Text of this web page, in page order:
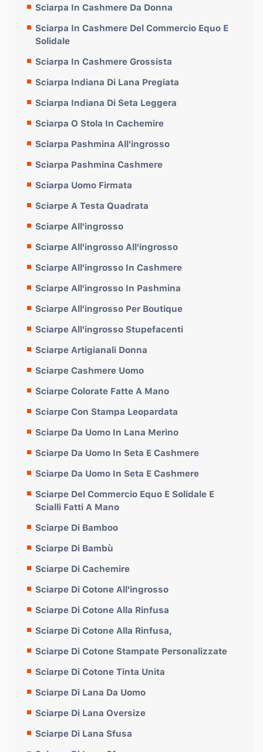
Sciarpa In Cashmere Da Donna
Sciarpa In Cashmere Del Commercio Equo E
Solidale
Sciarpa In Cashmere Grossista
Sciarpa Indiana Di Lana Pregiata
Sciarpa Indiana Di Seta Leggera
Sciarpa O Stola In Cachemire
Sciarpa Pashmina All'ingrosso
Sciarpa Pashmina Cashmere
Sciarpa Uomo Firmata
Sciarpe A Testa Quadrata
Sciarpe All'ingrosso
Sciarpe All'ingrosso All'ingrosso
Sciarpe All'ingrosso In Cashmere
Sciarpe All'ingrosso In Pashmina
Sciarpe All'ingrosso Per Boutique
Sciarpe All'ingrosso Stupefacenti
Sciarpe Artigianali Donna
Sciarpe Cashmere Uomo
Sciarpe Colorate Fatte A Mano
Sciarpe Con Stampa Leopardata
Sciarpe Da Uomo In Lana Merino
Sciarpe Da Uomo In Seta E Cashmere
Sciarpe Da Uomo In Seta E Cashmere
Sciarpe Del Commercio Equo E Solidale E
Scialli Fatti A Mano
Sciarpe Di Bamboo
Sciarpe Di Bambù
Sciarpe Di Cachemire
Sciarpe Di Cotone All'ingrosso
Sciarpe Di Cotone Alla Rinfusa
Sciarpe Di Cotone Alla Rinfusa,
Sciarpe Di Cotone Stampate Personalizzate
Sciarpe Di Cotone Tinta Unita
Sciarpe Di Lana Da Uomo
Sciarpe Di Lana Oversize
Sciarpe Di Lana Sfusa